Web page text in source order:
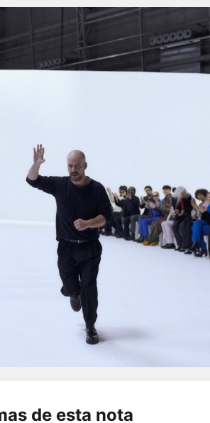
de esta nota